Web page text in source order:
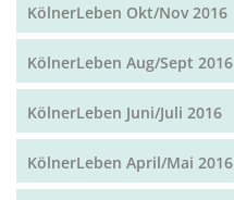
KölnerLeben Okt/Nov 2016
KölnerLeben Aug/Sept 2016
KölnerLeben Juni/Juli 2016
KölnerLeben April/Mai 2016